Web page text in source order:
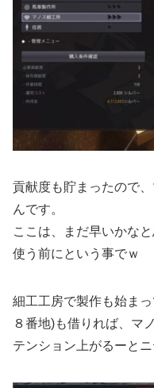
貢献度も貯まったので
んです。
ここは、まだ早いかな
使う前にという事でｗ
細工工房で製作も始ま
８番地)も借りれば、マ
テンション上がるーと